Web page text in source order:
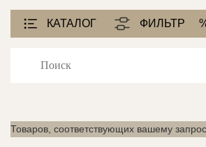
КАТАЛОГ ФИЛЬТР
Товаров, соответствующих вашему